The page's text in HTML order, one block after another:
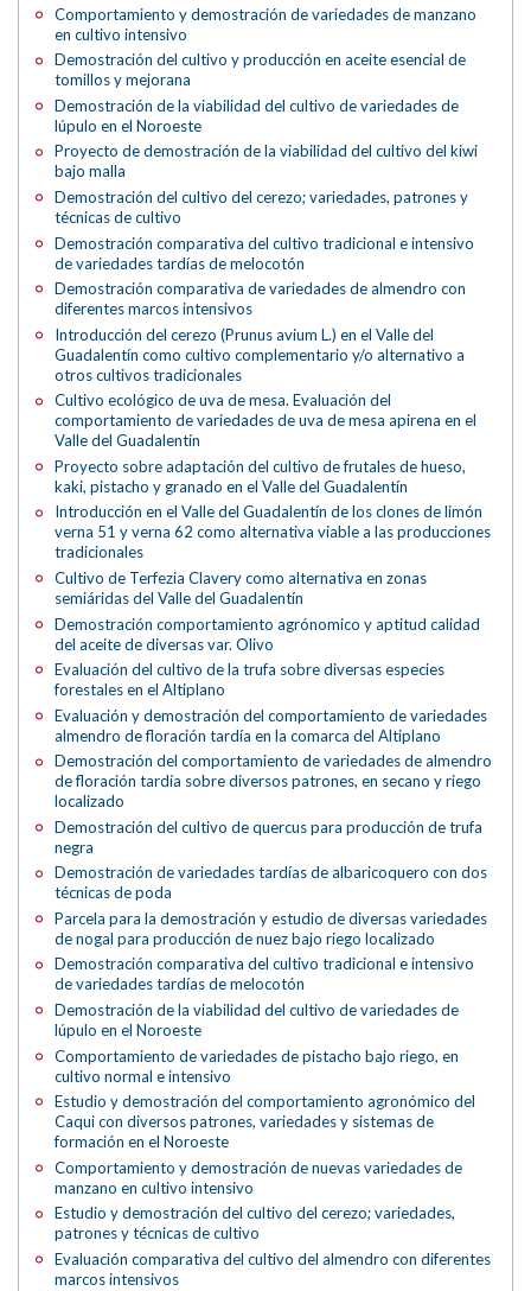
Comportamiento y demostración de variedades de manzano
en cultivo intensivo
Demostración del cultivo y producción en aceite esencial de
tomillos y mejorana
Demostración de la viabilidad del cultivo de variedades de
lúpulo en el Noroeste
Proyecto de demostración de la viabilidad del cultivo del kiwi
bajo malla
Demostración del cultivo del cerezo; variedades, patrones y
técnicas de cultivo
Demostración comparativa del cultivo tradicional e intensivo
de variedades tardías de melocotón
Demostración comparativa de variedades de almendro con
diferentes marcos intensivos
Introducción del cerezo (Prunus avium L.) en el Valle del
Guadalentín como cultivo complementario y/o alternativo a
otros cultivos tradicionales
Cultivo ecológico de uva de mesa. Evaluación del
comportamiento de variedades de uva de mesa apirena en el
Valle del Guadalentín
Proyecto sobre adaptación del cultivo de frutales de hueso,
kaki, pistacho y granado en el Valle del Guadalentín
Introducción en el Valle del Guadalentín de los clones de limón
verna 51 y verna 62 como alternativa viable a las producciones
tradicionales
Cultivo de Terfezia Clavery como alternativa en zonas
semiáridas del Valle del Guadalentín
Demostración comportamiento agrónomico y aptitud calidad
del aceite de diversas var. Olivo
Evaluación del cultivo de la trufa sobre diversas especies
forestales en el Altiplano
Evaluación y demostración del comportamiento de variedades
almendro de floración tardía en la comarca del Altiplano
Demostración del comportamiento de variedades de almendro
de floración tardía sobre diversos patrones, en secano y riego
localizado
Demostración del cultivo de quercus para producción de trufa
negra
Demostración de variedades tardías de albaricoquero con dos
técnicas de poda
Parcela para la demostración y estudio de diversas variedades
de nogal para producción de nuez bajo riego localizado
Demostración comparativa del cultivo tradicional e intensivo
de variedades tardías de melocotón
Demostración de la viabilidad del cultivo de variedades de
lúpulo en el Noroeste
Comportamiento de variedades de pistacho bajo riego, en
cultivo normal e intensivo
Estudio y demostración del comportamiento agronómico del
Caqui con diversos patrones, variedades y sistemas de
formación en el Noroeste
Comportamiento y demostración de nuevas variedades de
manzano en cultivo intensivo
Estudio y demostración del cultivo del cerezo; variedades,
patrones y técnicas de cultivo
Evaluación comparativa del cultivo del almendro con diferentes
marcos intensivos